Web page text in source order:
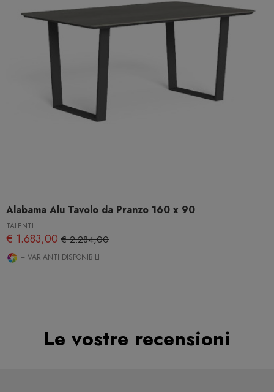
Alabama Alu Tavolo da Pranzo 160 x 90
TALENTI
€ 1.683,00 € 2.284,00
+ VARIANTI DISPONIBILI
Le vostre recensioni